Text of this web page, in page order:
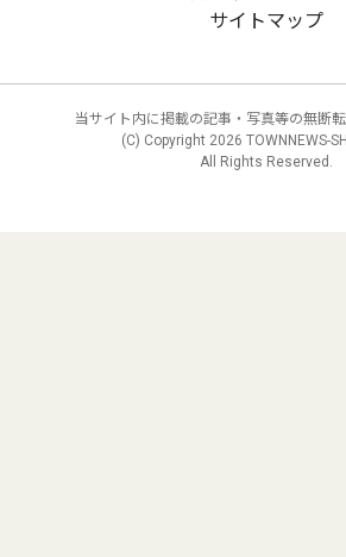
サイトマップ
当サイト内に掲載の記事・写真等の無断転
(C) Copyright 2026 TOWNNEWS-
All Rights Reserved.